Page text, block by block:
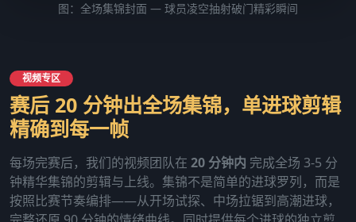
图：全场集锦封面 — 球员凌空抽射破门精彩瞬间
视频专区
赛后 20 分钟出全场集锦，单进球剪辑
精确到每一帧
每场完赛后，我们的视频团队在 20 分钟内 完成全场 3-5 分
钟精华集锦的剪辑与上线。集锦不是简单的进球罗列，而是
按照比赛节奏编排——从开场试探、中场拉锯到高潮进球，